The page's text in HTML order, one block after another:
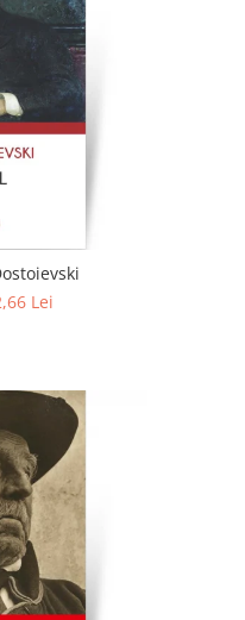
Lei